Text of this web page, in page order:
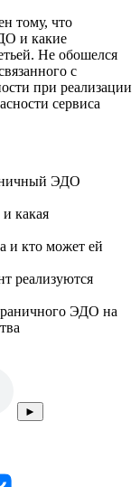
тому, что
и какие
Не обошелся
с
при реализации
сервиса
ЭДО
какая
и кто может ей
реализуются
ЭДО на
►